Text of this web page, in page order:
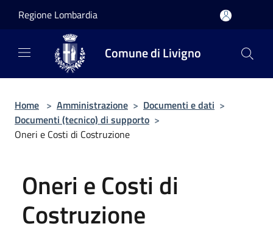
Regione Lombardia
Comune di Livigno
Home > Amministrazione > Documenti e dati >
Documenti (tecnico) di supporto >
Oneri e Costi di Costruzione
Oneri e Costi di
Costruzione